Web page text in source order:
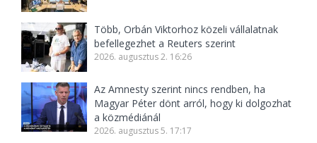
Több, Orbán Viktorhoz közeli vállalatnak
befellegezhet a Reuters szerint
2026. augusztus 2. 16:26
Az Amnesty szerint nincs rendben, ha
Magyar Péter dönt arról, hogy ki dolgozhat
a közmédiánál
2026. augusztus 5. 17:17